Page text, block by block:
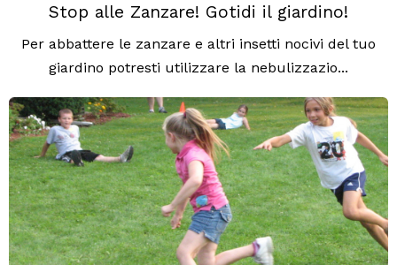
Stop alle Zanzare! Gotidi il giardino!
Per abbattere le zanzare e altri insetti nocivi del tuo
giardino potresti utilizzare la nebulizzazio...